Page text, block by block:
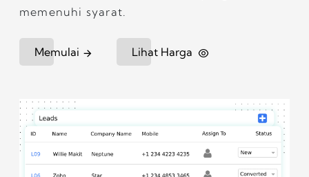
memenuhi syarat.
Memulai Lihat Harga